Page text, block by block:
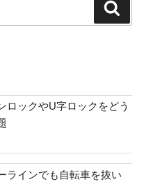
ロックやU字ロックをどう
ラインでも自転車を抜い